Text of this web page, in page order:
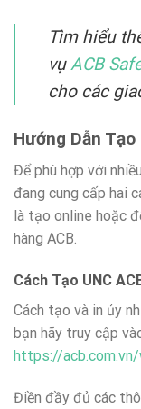
Tìm hiểu
vụACB
cho các
Hướng Dẫn
Để phù hợp với
đang cung cấp hai
là tạo online hoặc
hàng ACB.
Cách Tạo UNC
Cách tạo và in ủy
bạn hãy truy cập
https://
Điền đầy đủ các